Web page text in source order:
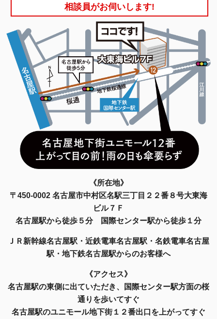
相談員がお伺いします!
《所在地》
〒450-0002 名古屋市中村区名駅三丁目２２番８号大東海
ビル７Ｆ
名古屋駅から徒歩５分 国際センター駅から徒歩１分
ＪＲ新幹線名古屋駅・近鉄電車名古屋駅・名鉄電車名古屋
駅・地下鉄名古屋駅からのお客様へ
《アクセス》
名古屋駅の東側に出ていただき、国際センター駅方面の桜
通りを歩いてすぐ
名古屋駅のユニモール地下街１２番出口を上がってすぐ